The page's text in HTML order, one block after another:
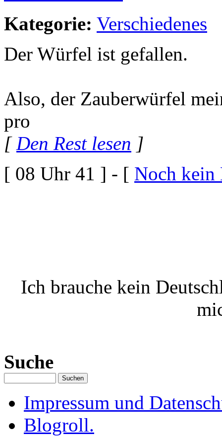
Kategorie: Verschiedenes
Der Würfel ist gefallen.
Also, der Zauberwürfel
pro
[ Den Rest lesen ]
[ 08 Uhr 41 ] - [ Noch kein
Ich brauche kein
Suche
Impressum und
Blogroll.